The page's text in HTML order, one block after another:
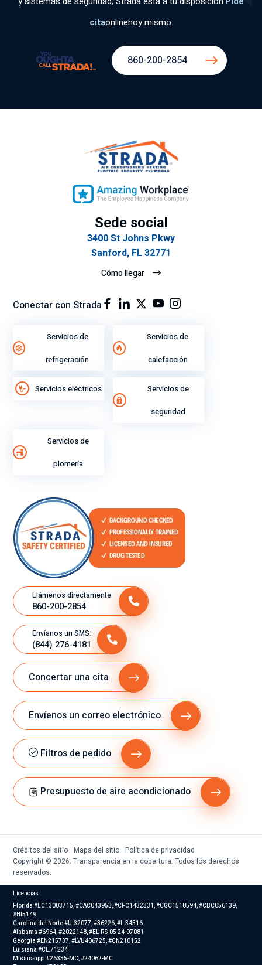
citaonlinehoy mismo.
860-200-2854
Sede social
3400 St Johns Pkwy
Sanford, FL 32771
Cómo llegar
Conectar con Strada
Servicios de
refrigeración
Servicios de
calefacción
Servicios eléctricos Servicios de
seguridad
Servicios de
plomería
Llámenos directamente:
860-200-2854
Envíanos un SMS:
(844) 276-4181
Concertar una cita
Envíenos un correo electrónico
Filtros de pedido
Presupuesto de aire acondicionado
Créditos del sitio Mapa del sitio Política de privacidad
Copyright © 2026. Transparencia en la cobertura. Todos los derechos
reservados.
Licencias
Florida #EC13003715, #CAC043953, #CFC1432331, #CGC1518594, #CBC056139,
#HI5149
Carolina del Norte #U.32077, #36226, #L.34516
Alabama #6964, #2022148, #EL-RS-05 24-07081
Georgia #EN215737, #LVU406725, #CN210152
Luisiana #CL.71234
Mississippi #26335-MC, #24062-MC